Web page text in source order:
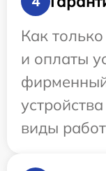
Как
и оплаты
виды